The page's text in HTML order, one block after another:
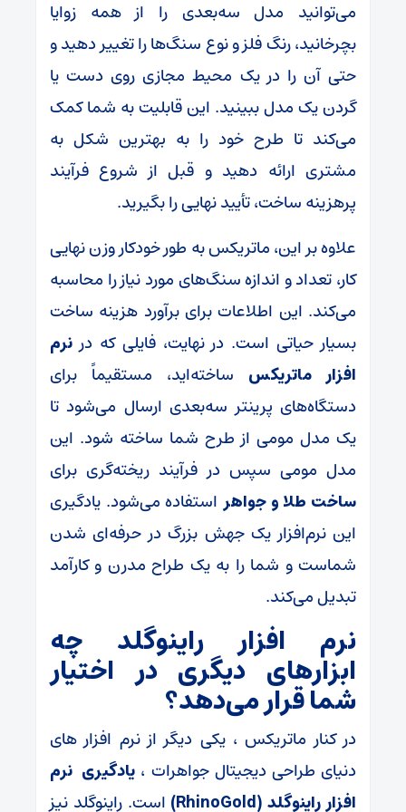
می‌توانید مدل سه‌بعدی را از همه زوایا
بچرخانید، رنگ فلز و نوع سنگ‌ها را تغییر دهید و
حتی آن را در یک محیط مجازی روی دست یا
گردن یک مدل ببینید. این قابلیت به شما کمک
می‌کند تا طرح خود را به بهترین شکل به
مشتری ارائه دهید و قبل از شروع فرآیند
پرهزینه ساخت، تأیید نهایی را بگیرید.
علاوه بر این، ماتریکس به طور خودکار وزن نهایی
کار، تعداد و اندازه سنگ‌های مورد نیاز را محاسبه
می‌کند. این اطلاعات برای برآورد هزینه ساخت
بسیار حیاتی است. در نهایت، فایلی که در نرم
افزار ماتریکس ساخته‌اید، مستقیماً برای
دستگاه‌های پرینتر سه‌بعدی ارسال می‌شود تا
یک مدل مومی از طرح شما ساخته شود. این
مدل مومی سپس در فرآیند ریخته‌گری برای
ساخت طلا و جواهر استفاده می‌شود. یادگیری
این نرم‌افزار یک جهش بزرگ در حرفه‌ای شدن
شماست و شما را به یک طراح مدرن و کارآمد
تبدیل می‌کند.
نرم افزار راینوگلد چه
ابزارهای دیگری در اختیار
شما قرار می‌دهد؟
در کنار ماتریکس ، یکی دیگر از نرم افزار های
دنیای طراحی دیجیتال جواهرات ، یادگیری نرم
افزار راینوگلد (RhinoGold)
است. راینوگلد نیز